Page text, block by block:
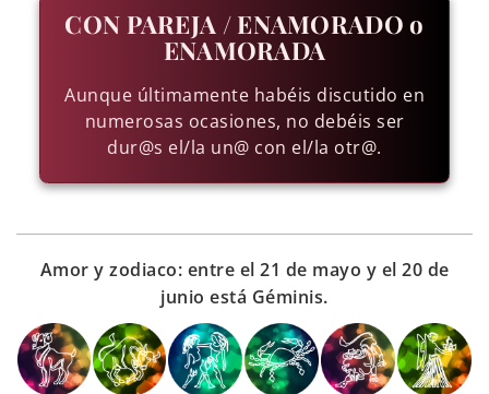
CON PAREJA / ENAMORADO o
ENAMORADA
Aunque últimamente habéis discutido en
numerosas ocasiones, no debéis ser
dur@s el/la un@ con el/la otr@.
Amor y zodiaco: entre el 21 de mayo y el 20 de
junio está Géminis.